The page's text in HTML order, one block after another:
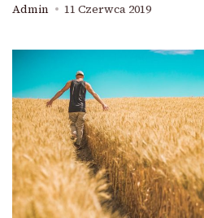
Admin 11 Czerwca 2019